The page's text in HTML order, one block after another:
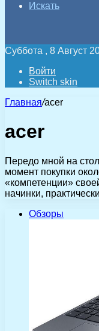
Искать
Суббота , 8 Август
Войти
Switch skin
Главная/acer
acer
Передо мной на
момент покупки
«компетенции»
начинки,
Обзоры